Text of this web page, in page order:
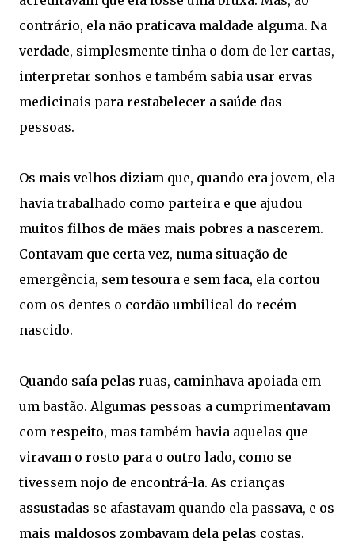
contrário, ela não praticava maldade alguma. Na
verdade, simplesmente tinha o dom de ler cartas,
interpretar sonhos e também sabia usar ervas
medicinais para restabelecer a saúde das
pessoas.
Os mais velhos diziam que, quando era jovem, ela
havia trabalhado como parteira e que ajudou
muitos filhos de mães mais pobres a nascerem.
Contavam que certa vez, numa situação de
emergência, sem tesoura e sem faca, ela cortou
com os dentes o cordão umbilical do recém-
nascido.
Quando saía pelas ruas, caminhava apoiada em
um bastão. Algumas pessoas a cumprimentavam
com respeito, mas também havia aquelas que
viravam o rosto para o outro lado, como se
tivessem nojo de encontrá-la. As crianças
assustadas se afastavam quando ela passava, e os
mais maldosos zombavam dela pelas costas.